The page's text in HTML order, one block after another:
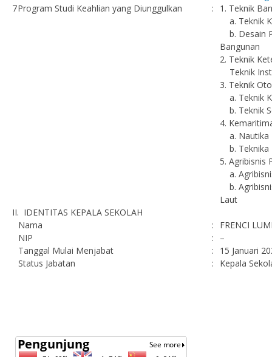
7Program Studi Keahlian yang Diunggulkan :
1. Teknik
a. Teknik
b. Desain
Bangunan
2. Teknik
Teknik
3. Teknik
a. Teknik
b. Teknik
4.
a. Nautika
b. Teknika
5. Agribisnis
a.
b.
Laut
II. IDENTITAS KEPALA SEKOLAH
Nama
:
FRENCI
NIP
:
–
Tanggal Mulai Menjabat
:
15 Januari
Status Jabatan
: Kepala